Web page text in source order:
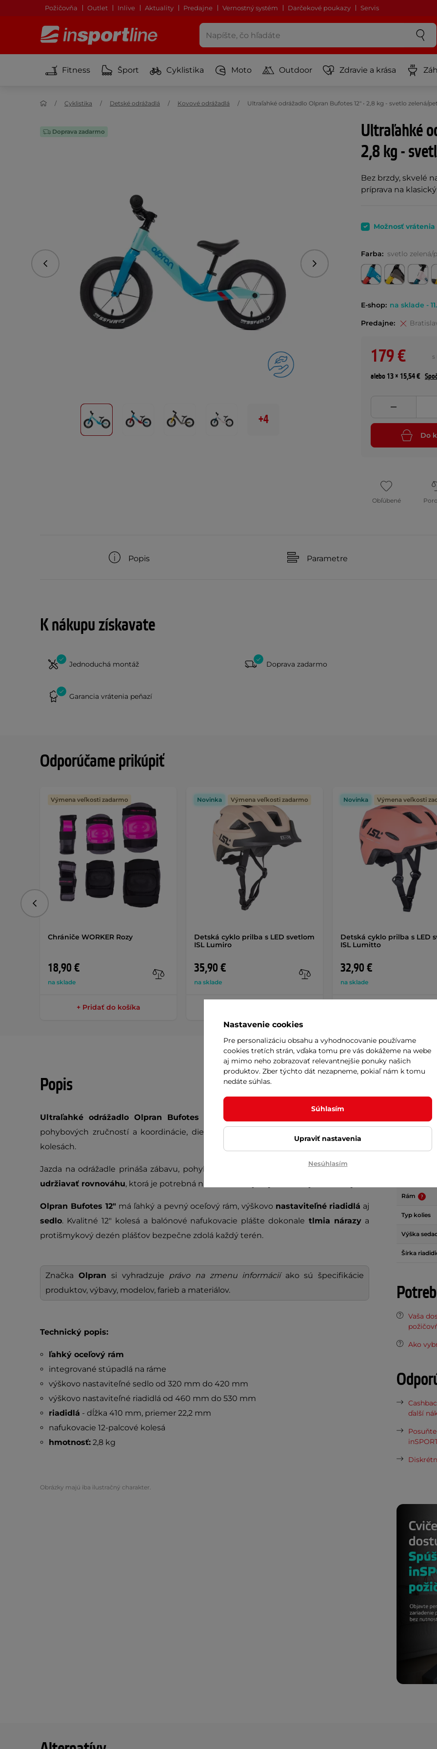
Požičovňa Outlet Inlive Aktuality Predajne Vernostný systém Darčekové poukazy Servis
Fitness Šport Cyklistika Moto Outdoor Zdravie a krása
Cyklistika Detské odrážadlá Kovové odrážadlá Ultraľahké odrážadlo Olpran Bufotes 12" • 2,8 kg - svetlo zelená/
Ultraľahké
2,8 kg -
Bez brzdy, skvelé
príprava na
Doprava zadarmo
Predchádzajúce Nasledujúce
+4
Možnosť
Farba: svetlo zelená/
E-shop: na sklade -
Predajne:
179 € s
alebo 13 × 15,54 €
Do
Obľúbené
Popis Parametre
K nákupu získavate
Jednoduchá montáž Doprava zadarmo
Garancia vrátenia peňazí
Odporúčame prikúpiť
Chrániče WORKER Rozy
18,90 €
na sklade
Výmena veľkosti zadarmo
+ Pridať do košíka
Detská cyklo prilba s LED svetlom
ISL Lumiro
35,90 €
na sklade
Novinka Výmena veľkosti zadarmo
Detská cyklo prilba s LED
ISL Lumitto
32,90 €
na sklade
Novinka Výmena veľkosti
Predchádzajúce
Popis
Ultraľahké odrážadlo Olpran Bufotes 12"
je ideálnym nástrojom na rozvíjanie
pohybových zručností a koordinácie, dieťa tak rýchlejšie zvládne jazdu na dvoch
kolesách.
Jazda na odrážadle prináša zábavu, pohyb na čerstvom vzduchu adieťa sa naučí
udržiavať rovnováhu, ktorá je potrebná na zvládnutie jazdy na naozajstnom bicykli.
Olpran Bufotes 12" má ľahký a pevný oceľový rám, výškovo nastaviteľné riadidlá aj
sedlo. Kvalitné 12" kolesá a balónové nafukovacie plášte dokonale tlmia nárazy a
protišmykový dezén plášťov bezpečne zdolá každý terén.
Značka Olpransi vyhradzuje právo na zmenu informáciíako sú špecifikácie
produktov, výbavy, modelov, farieb a materiálov.
Technický popis:
ľahký oceľový rám
integrované stúpadlá na ráme
výškovo nastaviteľné sedlo od 320 mm do 420 mm
výškovo nastaviteľné riadidlá od 460 mm do 530 mm
riadidlá - dĺžka 410 mm, priemer 22,2 mm
nafukovacie 12-palcové kolesá
hmotnosť:2,8 kg
Obrázky majú iba ilustračný charakter.
Brzda
Maximálna
Rám
Typ kolies
Výška
Šírka
Vaša
Ako
ďalší
Nastavenie cookies
Pre personalizáciu obsahu a vyhodnocovanie používame
cookies tretích strán, vďaka tomu pre vás dokážeme na webe
aj mimo neho zobrazovať relevantnejšie ponuky našich
produktov. Zber týchto dát nezapneme, pokiaľ nám k tomu
nedáte súhlas.
Súhlasím
Upraviť nastavenia
Nesúhlasím